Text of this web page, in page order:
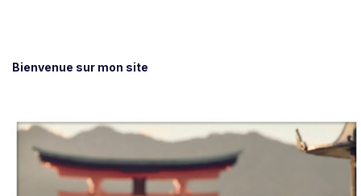
Bienvenue sur mon site